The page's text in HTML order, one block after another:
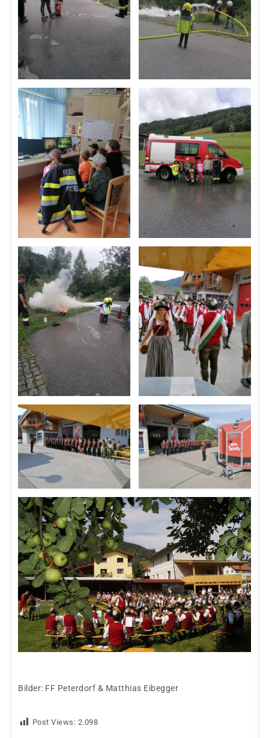
Bilder: FF Peterdorf & Matthias Eibegger
Post Views: 2.098